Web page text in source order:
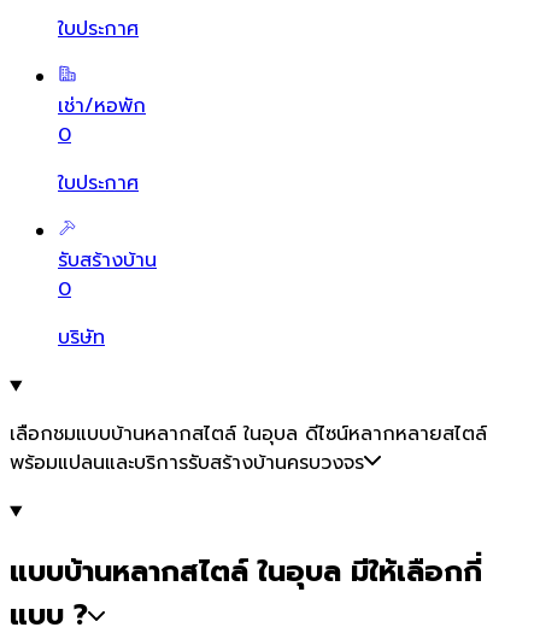
ใบประกาศ
เช่า/หอพัก
0
ใบประกาศ
รับสร้างบ้าน
0
บริษัท
เลือกชมแบบบ้านหลากสไตล์ ในอุบล ดีไซน์หลากหลายสไตล์
พร้อมแปลนและบริการรับสร้างบ้านครบวงจร
แบบบ้านหลากสไตล์ ในอุบล มีให้เลือกกี่
แบบ ?